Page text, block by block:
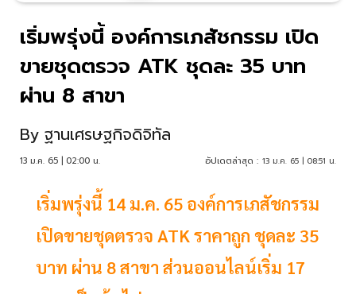
เริ่มพรุ่งนี้ องค์การเภสัชกรรม เปิด
ขายชุดตรวจ ATK ชุดละ 35 บาท
ผ่าน 8 สาขา
By ฐานเศรษฐกิจดิจิทัล
13 ม.ค. 65 | 02:00 น. อัปเดตล่าสุด : 13 ม.ค. 65 | 08:51 น.
เริ่มพรุ่งนี้ 14 ม.ค. 65 องค์การเภสัชกรรม
เปิดขายชุดตรวจ ATK ราคาถูก ชุดละ 35
บาท ผ่าน 8 สาขา ส่วนออนไลน์เริ่ม 17